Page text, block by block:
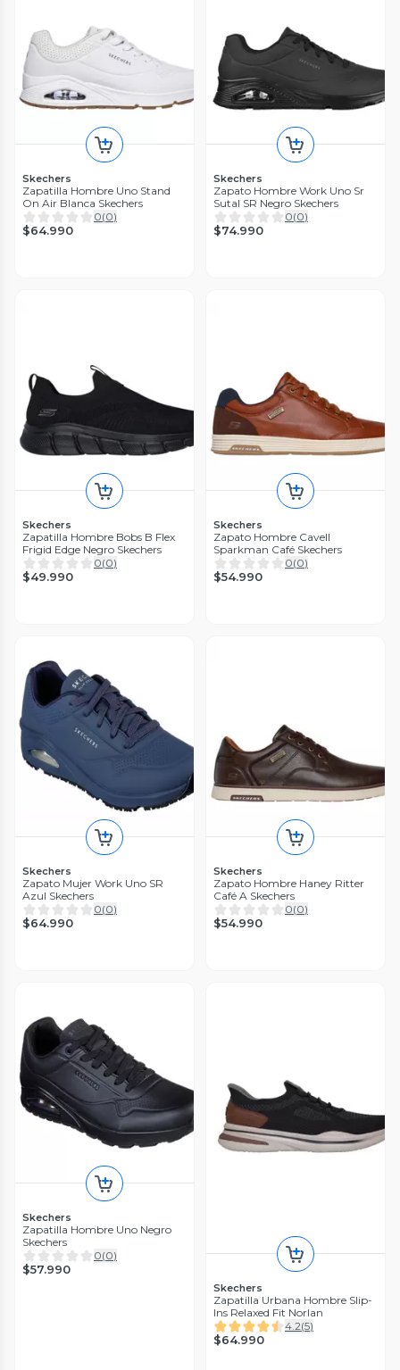
Skechers
Zapatilla Hombre Uno Stand
On Air Blanca Skechers
0(0)
$64.990
Skechers
Zapato Hombre Work Uno Sr
Sutal SR Negro Skechers
0(0)
$74.990
Skechers
Zapatilla Hombre Bobs B Flex
Frigid Edge Negro Skechers
0(0)
$49.990
Skechers
Zapato Hombre Cavell
Sparkman Café Skechers
0(0)
$54.990
Skechers
Zapato Mujer Work Uno SR
Azul Skechers
0(0)
$64.990
Skechers
Zapato Hombre Haney Ritter
Café A Skechers
0(0)
$54.990
Skechers
Zapatilla Hombre Uno Negro
Skechers
0(0)
$57.990
Skechers
Zapatilla Urbana Hombre Slip-
Ins Relaxed Fit Norlan
4.2(5)
$64.990